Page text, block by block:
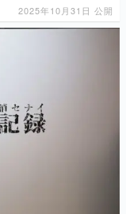
2025年10月31日 公開